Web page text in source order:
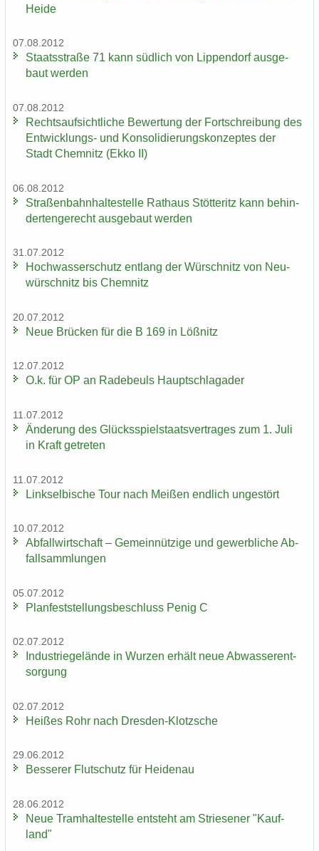
Heide
07.08.2012
Staats­stra­ße 71 kann süd­lich von Lip­pen­dorf aus­ge­
baut wer­den
07.08.2012
Rechts­auf­sicht­li­che Be­wer­tung der Fort­schrei­bung des
Entwicklungs-​ und Kon­so­li­die­rungs­kon­zep­tes der
Stadt Chem­nitz (Ekko II)
06.08.2012
Stra­ßen­bahn­hal­te­stel­le Rat­haus Stöt­teritz kann be­hin­
der­ten­ge­recht aus­ge­baut wer­den
31.07.2012
Hoch­was­ser­schutz ent­lang der Wür­schnitz von Neu­
wür­schnitz bis Chem­nitz
20.07.2012
Neue Brü­cken für die B 169 in Löß­nitz
12.07.2012
O.k. für OP an Ra­de­beuls Haupt­schlag­ader
11.07.2012
Än­de­rung des Glücks­spiel­staats­ver­tra­ges zum 1. Juli
in Kraft ge­tre­ten
11.07.2012
Linksel­bi­sche Tour nach Mei­ßen end­lich un­ge­stört
10.07.2012
Ab­fall­wirt­schaft – Ge­mein­nüt­zi­ge und ge­werb­li­che Ab­
fall­samm­lun­gen
05.07.2012
Plan­fest­stel­lungs­be­schluss Penig C
02.07.2012
In­dus­trie­ge­län­de in Wur­zen er­hält neue Ab­was­ser­ent­
sor­gung
02.07.2012
Hei­ßes Rohr nach Dresden-​Klotzsche
29.06.2012
Bes­se­rer Flut­schutz für Hei­den­au
28.06.2012
Neue Tram­hal­te­stel­le ent­steht am Strie­se­ner "Kauf­
land"